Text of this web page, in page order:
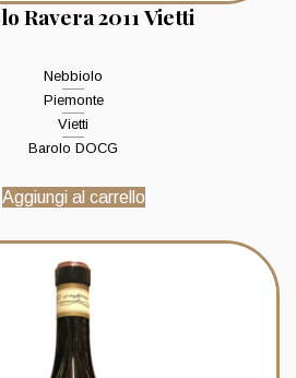
Ravera 2011 Vietti
Nebbiolo
Piemonte
Vietti
Barolo DOCG
Aggiungi al carrello